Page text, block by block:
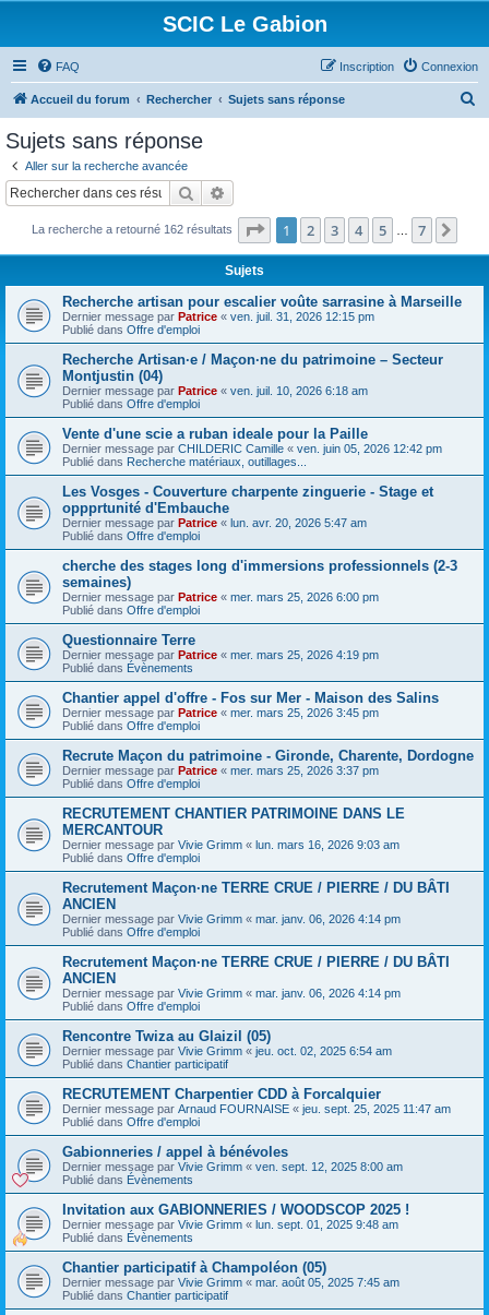
SCIC Le Gabion
FAQ Connexion
Inscription
Accueil du forum Rechercher Sujets sans réponse
c
Sujets sans réponse
Aller sur la recherche avancée
Rechercher
La recherche a retourné 162 résultats Page 1sur7
1 2 3 4 5 7
Sujets
Recherche artisan pour escalier voûte sarrasine à Marseille
Dernier message par Patrice « ven. juil. 31, 2026 12:15 pm
Publié dans Offre d'emploi
Recherche Artisan·e / Maçon·ne du patrimoine – Secteur
Montjustin (04)
Dernier message par Patrice « ven. juil. 10, 2026 6:18 am
Publié dans Offre d'emploi
Vente d'une scie a ruban ideale pour la Paille
Dernier message par CHILDERIC Camille « ven. juin 05, 2026 12:42 pm
Publié dans Recherche matériaux, outillages...
Les Vosges - Couverture charpente zinguerie - Stage et
oppprtunité d'Embauche
Dernier message par Patrice « lun. avr. 20, 2026 5:47 am
Publié dans Offre d'emploi
cherche des stages long d'immersions professionnels (2-3
semaines)
Dernier message par Patrice « mer. mars 25, 2026 6:00 pm
Publié dans Offre d'emploi
Questionnaire Terre
Dernier message par Patrice « mer. mars 25, 2026 4:19 pm
Publié dans Évènements
Chantier appel d'offre - Fos sur Mer - Maison des Salins
Dernier message par Patrice « mer. mars 25, 2026 3:45 pm
Publié dans Offre d'emploi
Recrute Maçon du patrimoine - Gironde, Charente, Dordogne
Dernier message par Patrice « mer. mars 25, 2026 3:37 pm
Publié dans Offre d'emploi
RECRUTEMENT CHANTIER PATRIMOINE DANS LE
MERCANTOUR
Dernier message par Vivie Grimm « lun. mars 16, 2026 9:03 am
Publié dans Offre d'emploi
Recrutement Maçon·ne TERRE CRUE / PIERRE / DU BÂTI
ANCIEN
Dernier message par Vivie Grimm « mar. janv. 06, 2026 4:14 pm
Publié dans Offre d'emploi
Recrutement Maçon·ne TERRE CRUE / PIERRE / DU BÂTI
ANCIEN
Dernier message par Vivie Grimm « mar. janv. 06, 2026 4:14 pm
Publié dans Offre d'emploi
Rencontre Twiza au Glaizil (05)
Dernier message par Vivie Grimm « jeu. oct. 02, 2025 6:54 am
Publié dans Chantier participatif
RECRUTEMENT Charpentier CDD à Forcalquier
Dernier message par Arnaud FOURNAISE « jeu. sept. 25, 2025 11:47 am
Publié dans Offre d'emploi
Gabionneries / appel à bénévoles
Dernier message par Vivie Grimm « ven. sept. 12, 2025 8:00 am
Publié dans Évènements
Invitation aux GABIONNERIES / WOODSCOP 2025 !
Dernier message par Vivie Grimm « lun. sept. 01, 2025 9:48 am
Publié dans Évènements
Chantier participatif à Champoléon (05)
Dernier message par Vivie Grimm « mar. août 05, 2025 7:45 am
Publié dans Chantier participatif